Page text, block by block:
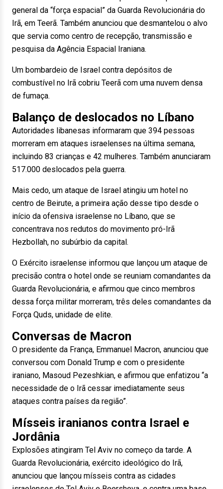
general da “força espacial” da Guarda Revolucionária do
Irã, em Teerã. Também anunciou que desmantelou o alvo
que servia como centro de recepção, transmissão e
pesquisa da Agência Espacial Iraniana.
Um bombardeio de Israel contra depósitos de
combustível no Irã cobriu Teerã com uma nuvem densa
de fumaça.
Balanço de deslocados no Líbano
Autoridades libanesas informaram que 394 pessoas
morreram em ataques israelenses na última semana,
incluindo 83 crianças e 42 mulheres. Também anunciaram
517.000 deslocados pela guerra.
Mais cedo, um ataque de Israel atingiu um hotel no
centro de Beirute, a primeira ação desse tipo desde o
início da ofensiva israelense no Líbano, que se
concentrava nos redutos do movimento pró-Irã
Hezbollah, no subúrbio da capital.
O Exército israelense informou que lançou um ataque de
precisão contra o hotel onde se reuniam comandantes da
Guarda Revolucionária, e afirmou que cinco membros
dessa força militar morreram, três deles comandantes da
Força Quds, unidade de elite.
Conversas de Macron
O presidente da França, Emmanuel Macron, anunciou que
conversou com Donald Trump e com o presidente
iraniano, Masoud Pezeshkian, e afirmou que enfatizou “a
necessidade de o Irã cessar imediatamente seus
ataques contra países da região”.
Mísseis iranianos contra Israel e
Jordânia
Explosões atingiram Tel Aviv no começo da tarde. A
Guarda Revolucionária, exército ideológico do Irã,
anunciou que lançou mísseis contra as cidades